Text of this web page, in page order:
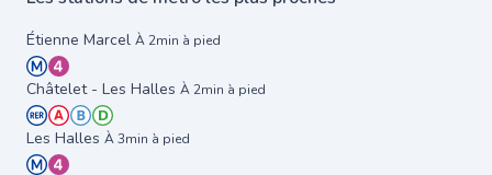
Étienne Marcel À 2min à pied
Châtelet - Les Halles À 2min à pied
Les Halles À 3min à pied